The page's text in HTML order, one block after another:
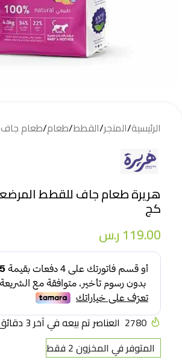
الرئيسية/المتجر/القطط/طعام/طعام جاف
كج
119.00 ر.س
2780 العناصر تم بيعه في آخر 3 دقائق
المتوفر في المخزون 2 فقط